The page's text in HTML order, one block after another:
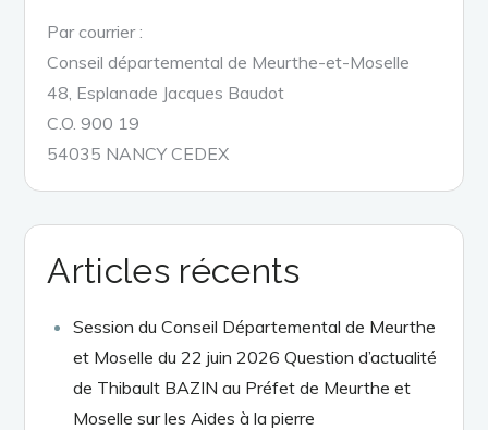
Par courrier :
Conseil départemental de Meurthe-et-Moselle
48, Esplanade Jacques Baudot
C.O. 900 19
54035 NANCY CEDEX
Articles récents
Session du Conseil Départemental de Meurthe
et Moselle du 22 juin 2026 Question d’actualité
de Thibault BAZIN au Préfet de Meurthe et
Moselle sur les Aides à la pierre